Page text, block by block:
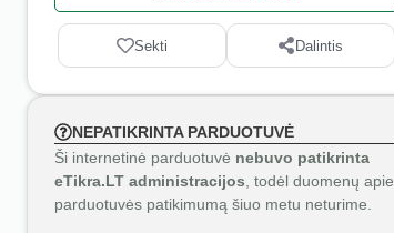
Sekti Dalintis
NEPATIKRINTA PARDUOTUVĖ
Ši internetinė parduotuvė nebuvo patikrinta
eTikra.LT administracijos , todėl duomenų apie
parduotuvės patikimumą šiuo metu neturime.